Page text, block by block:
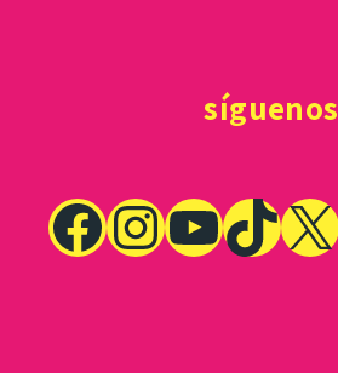
síguenos